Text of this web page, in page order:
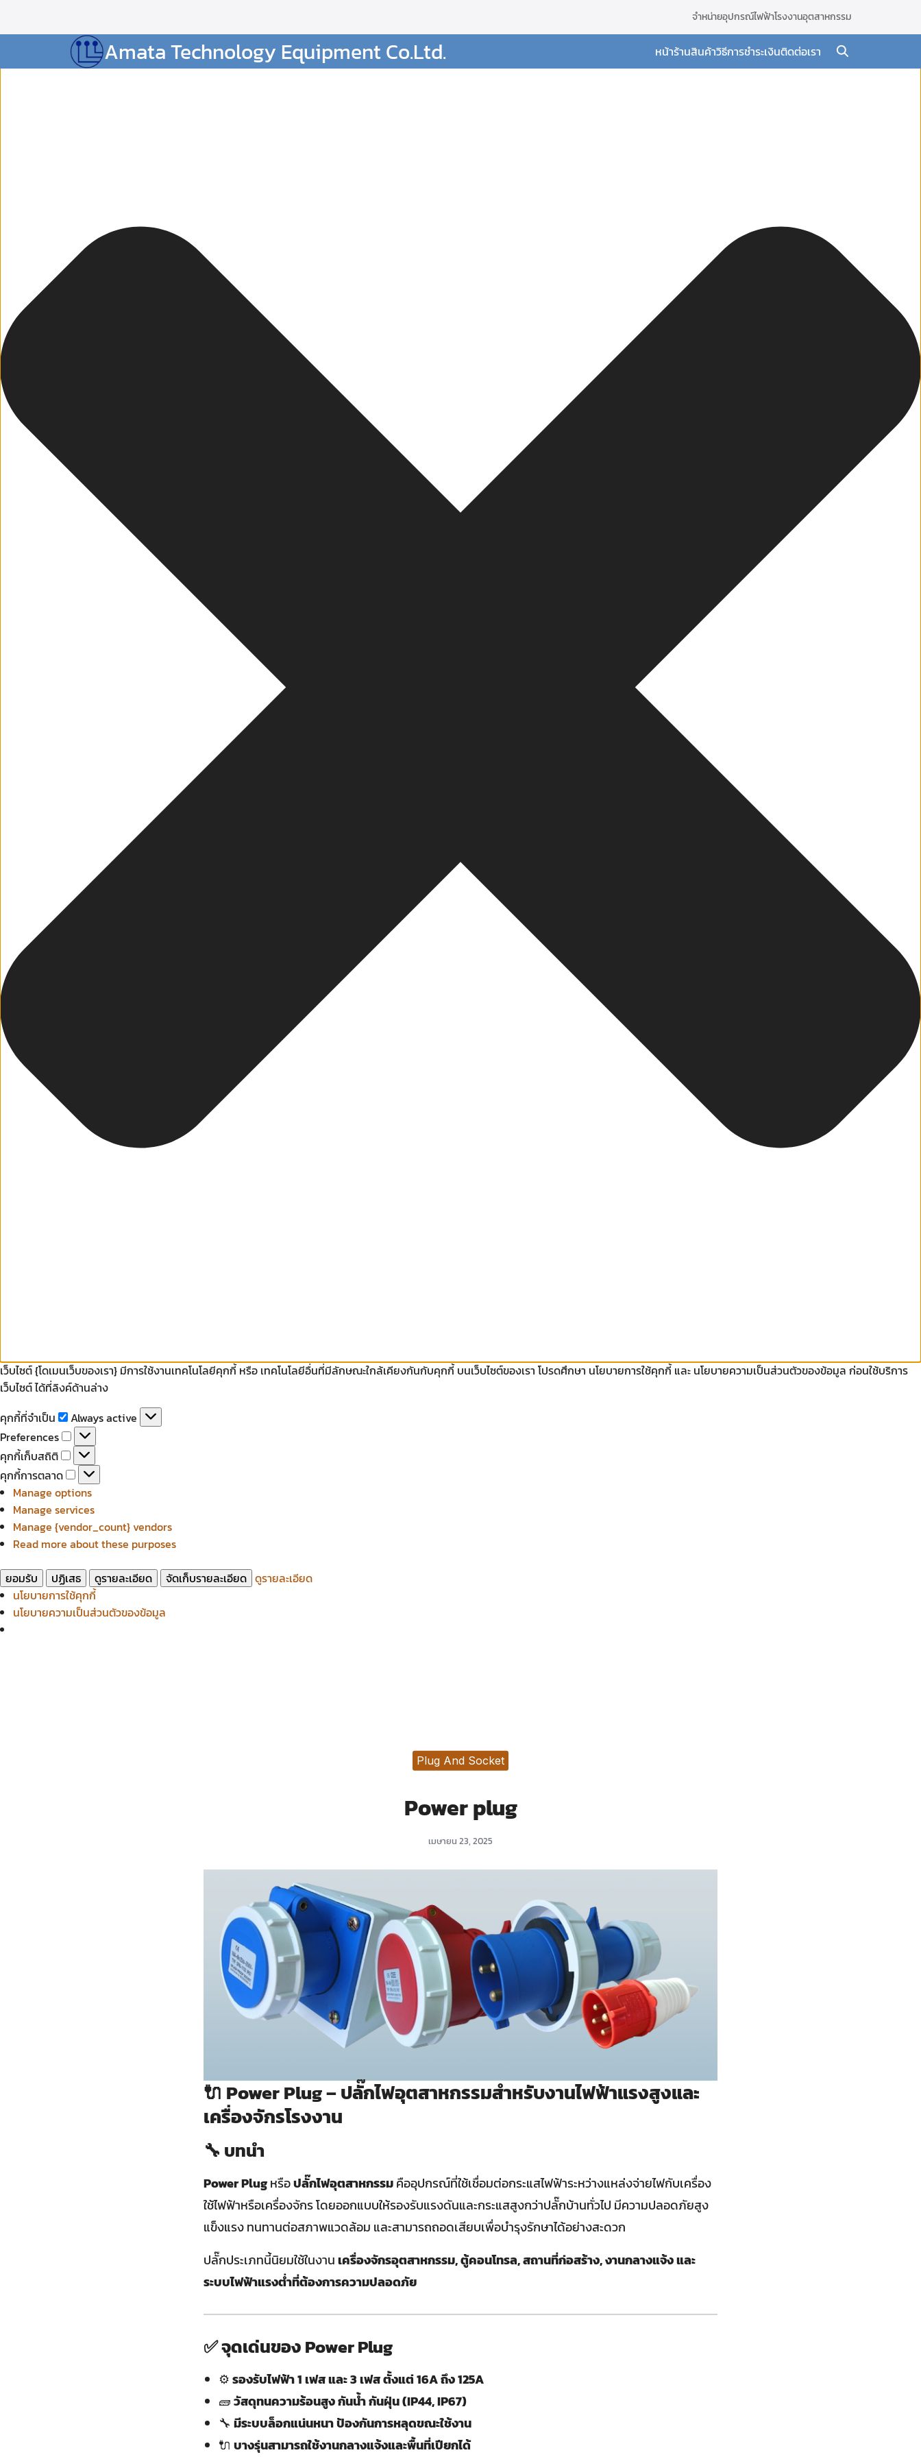
เว็บไซต์ {โดเมนเว็บของเรา} มีการใช้งานเทคโนโลยีคุกกี้ หรือ เทคโนโลยีอื่นที่มีลักษณะใกล้เคียงกันกับคุกกี้ บนเว็บไซต์ของเรา โปรดศึกษา นโยบายการใช้คุกกี้ และ นโยบายความเป็นส่วนตัวของข้อมูล ก่อนใช้บริการ
เว็บไซต์ ได้ที่ลิงค์ด้านล่าง
คุกกี้ที่จำเป็น
คุกกี้
ที่
จำเป็น
Always active
Preferences
Preferences
คุกกี้เก็บสถิติ
คุกกี้
เก็บ
สถิติ
คุกกี้การตลาด
คุกกี้
การ
ตลาด
Manage options
Manage services
Manage {vendor_count} vendors
Read more about these purposes
ยอมรับ ปฏิเสธ ดูรายละเอียด จัดเก็บรายละเอียด ดูรายละเอียด
นโยบายการใช้คุกกี้
นโยบายความเป็นส่วนตัวของข้อมูล
จำหน่ายอุปกรณ์ไฟฟ้าโรงงานอุตสาหกรรม
Amata Technology Equipment Co.Ltd. หน้าร้านสินค้าวิธีการชำระเงินติดต่อเรา
for:
Plug And Socket
Power plug
เมษายน 23, 2025
🔌 Power Plug – ปลั๊กไฟอุตสาหกรรมสำหรับงานไฟฟ้าแรงสูงและ
เครื่องจักรโรงงาน
🔧 บทนำ
Power Plugหรือปลั๊กไฟอุตสาหกรรมคืออุปกรณ์ที่ใช้เชื่อมต่อกระแสไฟฟ้าระหว่างแหล่งจ่ายไฟกับเครื่อง
ใช้ไฟฟ้าหรือเครื่องจักร โดยออกแบบให้รองรับแรงดันและกระแสสูงกว่าปลั๊กบ้านทั่วไป มีความปลอดภัยสูง
แข็งแรง ทนทานต่อสภาพแวดล้อม และสามารถถอดเสียบเพื่อบำรุงรักษาได้อย่างสะดวก
ปลั๊กประเภทนี้นิยมใช้ในงานเครื่องจักรอุตสาหกรรม, ตู้คอนโทรล, สถานที่ก่อสร้าง, งานกลางแจ้ง และ
ระบบไฟฟ้าแรงต่ำที่ต้องการความปลอดภัย
✅ จุดเด่นของ Power Plug
⚙️รองรับไฟฟ้า 1 เฟส และ 3 เฟส ตั้งแต่ 16A ถึง 125A
🧱วัสดุทนความร้อนสูง กันน้ำ กันฝุ่น (IP44, IP67)
🔧 มีระบบล็อกแน่นหนา ป้องกันการหลุดขณะใช้งาน
🔌 บางรุ่นสามารถใช้งานกลางแจ้งและพื้นที่เปียกได้